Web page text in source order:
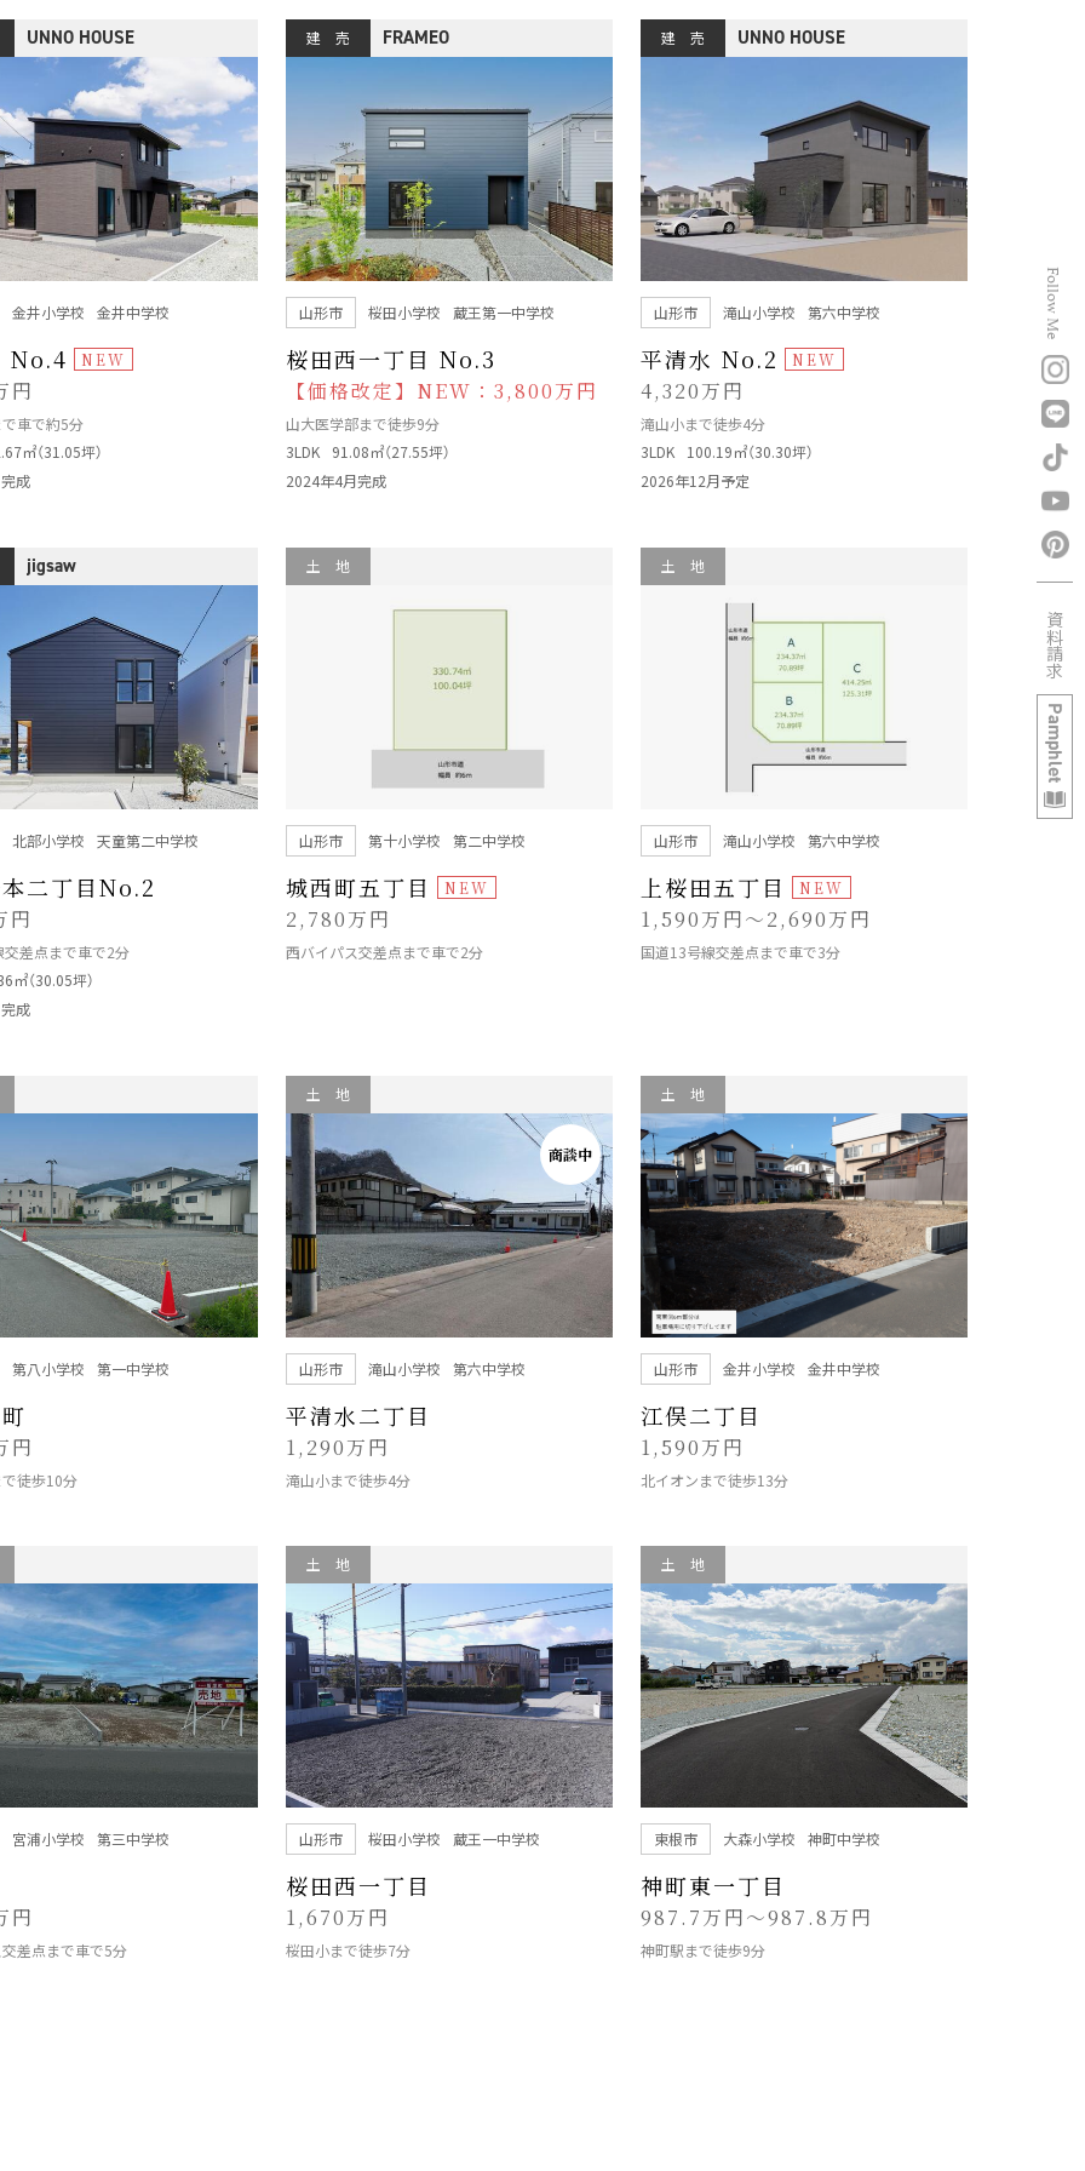
UNNO HOUSE
金井小学校 金井中学校
No.4
円
車で約5分
㎡（31.05坪）
成
建 売 FRAMEO
山形市 桜田小学校 蔵王第一中学校
桜田西一丁目 No.3
【価格改定】NEW：3,800万円
山大医学部まで徒歩9分
3LDK
91.08㎡（27.55坪）
2024年4月完成
建 売 UNNO HOUSE
山形市 滝山小学校 第六中学校
平清水 No.2
4,320万円
滝山小まで徒歩4分
3LDK
100.19㎡（30.30坪）
2026年12月予定
jigsaw
北部小学校 天童第二中学校
二丁目No.2
円
差点まで車で2分
㎡（30.05坪）
成
土 地
山形市 第十小学校 第二中学校
城西町五丁目
2,780万円
西バイパス交差点まで車で2分
土 地
山形市 滝山小学校 第六中学校
上桜田五丁目
1,590万円～2,690万円
国道13号線交差点まで車で3分
第八小学校 第一中学校
円
徒歩10分
土 地
商談中
山形市 滝山小学校 第六中学校
平清水二丁目
1,290万円
滝山小まで徒歩4分
土 地
山形市 金井小学校 金井中学校
江俣二丁目
1,590万円
北イオンまで徒歩13分
宮浦小学校 第三中学校
円
差点まで車で5分
土 地
山形市 桜田小学校 蔵王一中学校
桜田西一丁目
1,670万円
桜田小まで徒歩7分
土 地
東根市 大森小学校 神町中学校
神町東一丁目
987.7万円～987.8万円
神町駅まで徒歩9分
Follow Me
資料請求